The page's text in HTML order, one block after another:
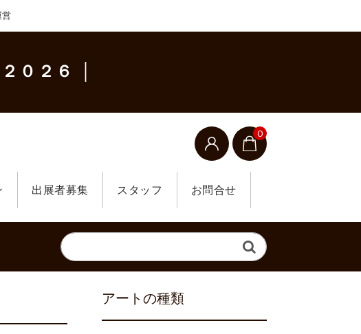
営
０２６ │
0
出展者募集 スタッフ お問合せ
アートの種類